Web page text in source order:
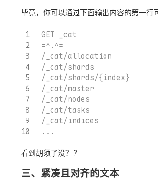
毕竟，你可以通过下面输出内容的第一行
看到胡须了没？?
三、紧凑且对齐的文本